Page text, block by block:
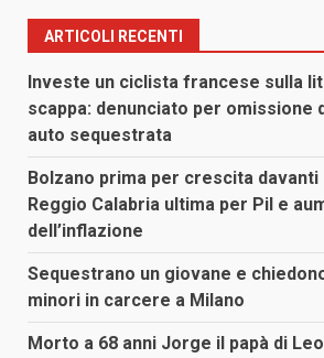
ARTICOLI RECENTI
Investe un ciclista francese sulla
scappa: denunciato per omissione
auto sequestrata
Bolzano prima per crescita davanti
Reggio Calabria ultima per Pil e
dell’inflazione
Sequestrano un giovane e
minori in carcere a Milano
Morto a 68 anni Jorge il papà di